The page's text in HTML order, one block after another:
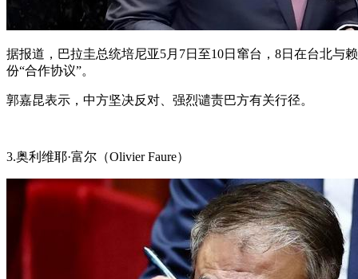
据报道，巴拉圭总统培尼亚5月7日至10日窜台，8日在台北与
份“合作协议”。
郭嘉昆表示，中方坚决反对、强烈谴责巴方有关行径。
3.奥利维耶·富尔（Olivier Faure）